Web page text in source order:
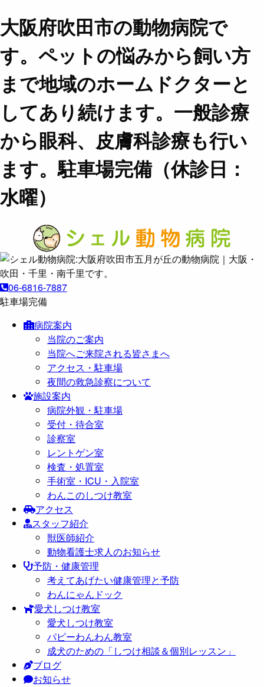
大阪府吹田市の動物病院で
す。ペットの悩みから飼い方
まで地域のホームドクターと
してあり続けます。一般診療
から眼科、皮膚科診療も行い
ます。駐車場完備（休診日：
水曜）
06-6816-7887
駐車場完備
病院案内
当院のご案内
当院へご来院される皆さまへ
アクセス・駐車場
夜間の救急診察について
施設案内
病院外観・駐車場
受付・待合室
診察室
レントゲン室
検査・処置室
手術室・ICU・入院室
わんこのしつけ教室
アクセス
スタッフ紹介
獣医師紹介
動物看護士求人のお知らせ
予防・健康管理
考えてあげたい健康管理と予防
わんにゃんドック
愛犬しつけ教室
愛犬しつけ教室
パピーわんわん教室
成犬のための「しつけ相談＆個別レッスン」
ブログ
お知らせ